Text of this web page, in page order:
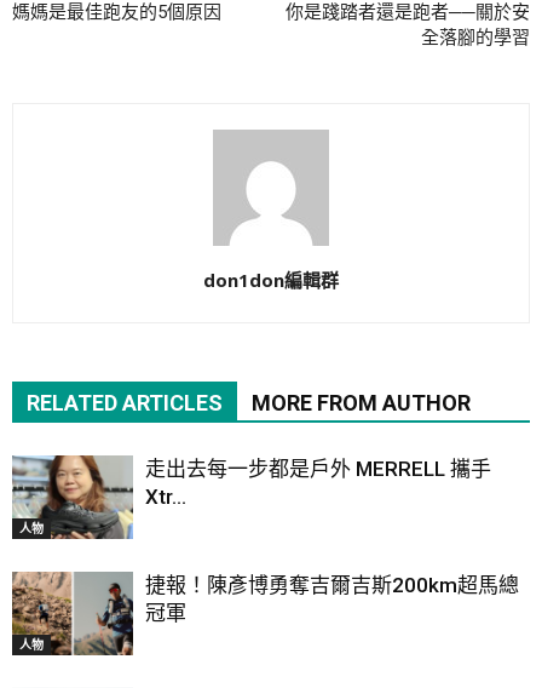
媽媽是最佳跑友的5個原因
你是踐踏者還是跑者──關於安
全落腳的學習
don1don編輯群
RELATED ARTICLES MORE FROM AUTHOR
人物
走出去每一步都是戶外 MERRELL 攜手
Xtr...
人物
捷報！陳彥博勇奪吉爾吉斯200km超馬總
冠軍